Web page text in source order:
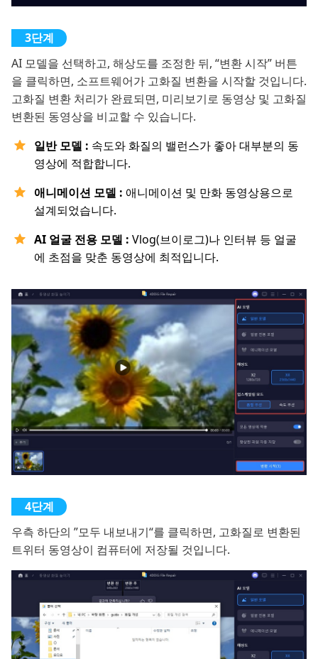
AI 모델을 선택하고, 해상도를 조정한 뒤, “변환 시작” 버튼
을 클릭하면, 소프트웨어가 고화질 변환을 시작할 것입니다.
고화질 변환 처리가 완료되면, 미리보기로 동영상 및 고화질
변환된 동영상을 비교할 수 있습니다.
일반 모델 : 속도와 화질의 밸런스가 좋아 대부분의 동
영상에 적합합니다.
애니메이션 모델 : 애니메이션 및 만화 동영상용으로
설계되었습니다.
AI 얼굴 전용 모델 : Vlog(브이로그)나 인터뷰 등 얼굴
에 초점을 맞춘 동영상에 최적입니다.
우측 하단의 ”모두 내보내기“를 클릭하면, 고화질로 변환된
트위터 동영상이 컴퓨터에 저장될 것입니다.